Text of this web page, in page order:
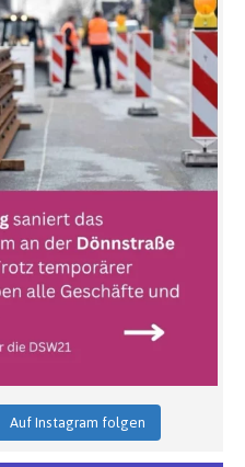
Auf Instagram folgen